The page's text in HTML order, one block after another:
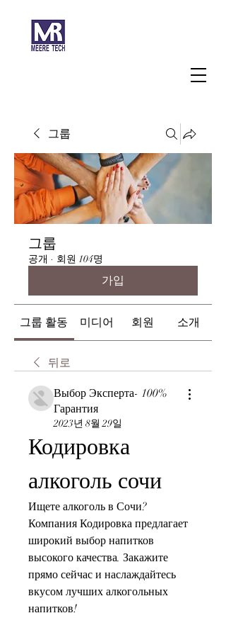
그룹
그룹
공개 · 회원 104명
가입
그룹 활동 미디어 회원 소개
뒤로
Выбор Эксперта- 100%
Гарантия
2023년 8월 29일
Кодировка
алкоголь сочи
Ищете алкоголь в Сочи?
Компания Кодировка предлагает
широкий выбор напитков
высокого качества. Закажите
прямо сейчас и наслаждайтесь
вкусом лучших алкогольных
напитков!